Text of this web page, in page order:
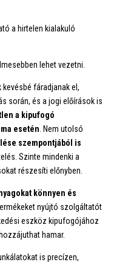
a hirtelen kialakuló
lehet vezetni.
kevésbé fáradjanak el,
során, és a jogi előírások is
a kipufogó
esetén . Nem utolsó
szempontjából is
Szinte mindenki a
részesíti előnyben.
könnyen és
nyújtó szolgáltatót
eszköz kipufogójához
hamar.
is precízen,